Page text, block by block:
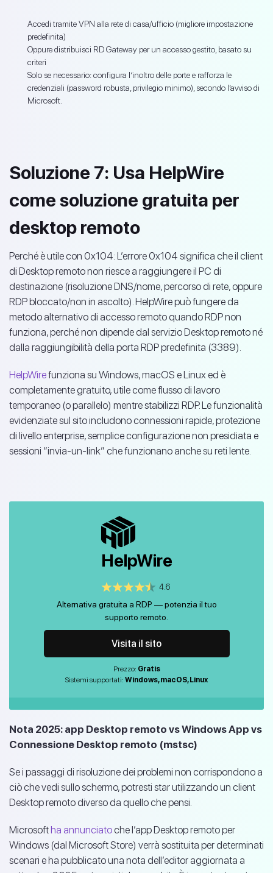
Accedi tramite VPN alla rete di casa/ufficio (migliore impostazione
predefinita)
Oppure distribuisci RD Gateway per un accesso gestito, basato su
criteri
Solo se necessario: configura l’inoltro delle porte e rafforza le
credenziali (password robusta, privilegio minimo), secondo l’avviso di
Microsoft.
Soluzione 7: Usa HelpWire
come soluzione gratuita per
desktop remoto
Perché è utile con 0x104: L’errore 0x104 significa che il client
di Desktop remoto non riesce a raggiungere il PC di
destinazione (risoluzione DNS/nome, percorso di rete, oppure
RDP bloccato/non in ascolto). HelpWire può fungere da
metodo alternativo di accesso remoto quando RDP non
funziona, perché non dipende dal servizio Desktop remoto né
dalla raggiungibilità della porta RDP predefinita (3389).
HelpWirefunziona su Windows, macOS e Linux ed è
completamente gratuito, utile come flusso di lavoro
temporaneo (o parallelo) mentre stabilizzi RDP. Le funzionalità
evidenziate sul sito includono connessioni rapide, protezione
di livello enterprise, semplice configurazione non presidiata e
sessioni “invia-un-link” che funzionano anche su reti lente.
HelpWire
4.6
Alternativa gratuita a RDP — potenzia il tuo
supporto remoto.
Visita il sito
Prezzo: Gratis
Sistemi supportati: Windows, macOS, Linux
Nota 2025: app Desktop remoto vs Windows App vs
Connessione Desktop remoto (mstsc)
Se i passaggi di risoluzione dei problemi non corrispondono a
ciò che vedi sullo schermo, potresti star utilizzando un client
Desktop remoto diverso da quello che pensi.
Microsoftha annunciatoche l’app Desktop remoto per
Windows (dal Microsoft Store) verrà sostituita per determinati
scenari e ha pubblicato una nota dell’editor aggiornata a